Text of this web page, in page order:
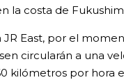
Japón
la costa de
East, por el
circularán a una
kilómetros por hora